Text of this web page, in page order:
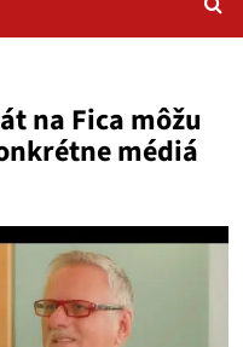
na Fica môžu
médiá